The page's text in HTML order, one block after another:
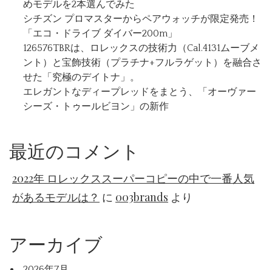
めモデルを2本選んでみた
シチズン プロマスターからペアウォッチが限定発売！
「エコ・ドライブ ダイバー200m」
126576TBRは、ロレックスの技術力（Cal.4131ムーブメ
ント）と宝飾技術（プラチナ+フルラゲット）を融合さ
せた「究極のデイトナ」。
エレガントなディープレッドをまとう、「オーヴァー
シーズ・トゥールビヨン」の新作
最近のコメント
2022年 ロレックススーパーコピーの中で一番人気
があるモデルは？ に 003brands より
アーカイブ